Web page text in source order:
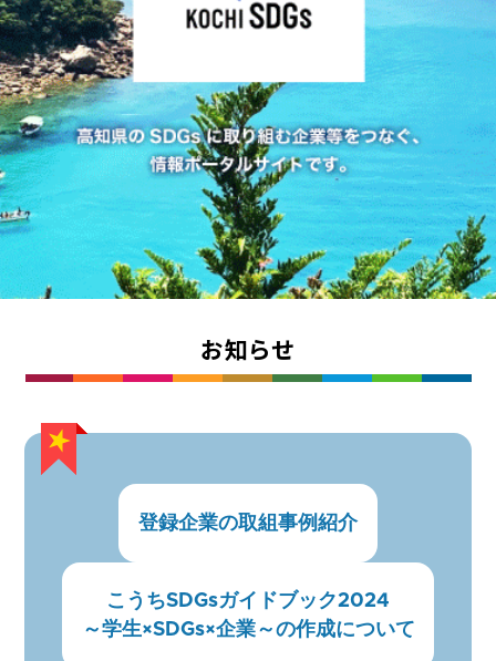
お知らせ
登録企業の取組事例紹介
こうちSDGsガイドブック2024
～学生×SDGs×企業～の作成について